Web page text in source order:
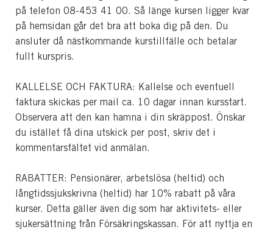
på telefon 08-453 41 00. Så länge kursen ligger kvar
på hemsidan går det bra att boka dig på den. Du
ansluter då nästkommande kurstillfälle och betalar
fullt kurspris.
KALLELSE OCH FAKTURA: Kallelse och eventuell
faktura skickas per mail ca. 10 dagar innan kursstart.
Observera att den kan hamna i din skräppost. Önskar
du istället få dina utskick per post, skriv det i
kommentarsfältet vid anmälan.
RABATTER: Pensionärer, arbetslösa (heltid) och
långtidssjukskrivna (heltid) har 10% rabatt på våra
kurser. Detta gäller även dig som har aktivitets- eller
sjukersättning från Försäkringskassan. För att nyttja en